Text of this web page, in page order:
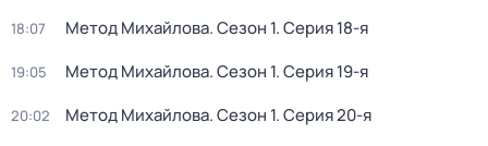
18:07 Метод Михайлова. Сезон 1. Серия 18-я
19:05 Метод Михайлова. Сезон 1. Серия 19-я
20:02 Метод Михайлова. Сезон 1. Серия 20-я